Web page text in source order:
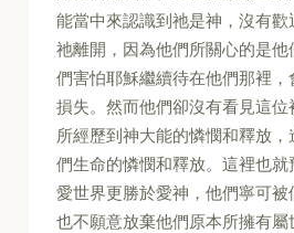
能當中來認識到祂是神，沒有
祂離開，因為他們所關心的是
們害怕耶穌繼續待在他們那裡
損失。然而他們卻沒有看見這位
所經歷到神大能的憐憫和釋放
們生命的憐憫和釋放。這裡也
愛世界更勝於愛神，他們寧可被
也不願意放棄他們原本所擁有